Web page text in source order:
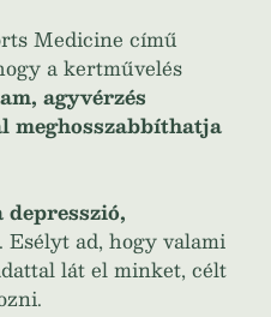
Medicine című
a kertművelés
agyvérzés
meghosszabbíthatja
Esélyt ad, hogy valami
lát el minket, célt